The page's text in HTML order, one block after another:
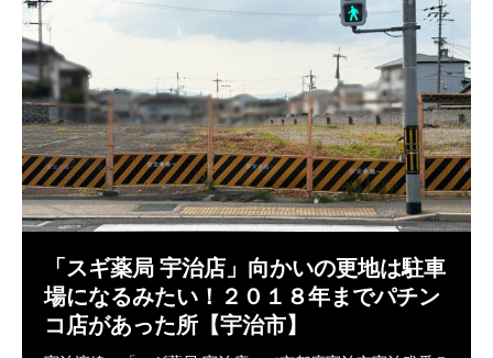
「スギ薬局 宇治店」向かいの更地は駐車
場になるみたい！２０１８年までパチン
コ店があった所【宇治市】